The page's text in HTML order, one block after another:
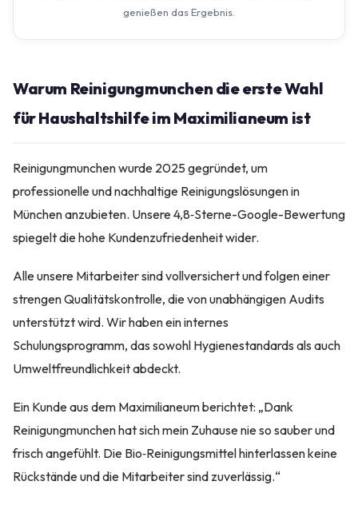
genießen das Ergebnis.
Warum Reinigungmunchen die erste Wahl
für Haushaltshilfe im Maximilianeum ist
Reinigungmunchen wurde 2025 gegründet, um
professionelle und nachhaltige Reinigungslösungen in
München anzubieten. Unsere 4,8‑Sterne-Google-Bewertung
spiegelt die hohe Kundenzufriedenheit wider.
Alle unsere Mitarbeiter sind vollversichert und folgen einer
strengen Qualitätskontrolle, die von unabhängigen Audits
unterstützt wird. Wir haben ein internes
Schulungsprogramm, das sowohl Hygienestandards als auch
Umweltfreundlichkeit abdeckt.
Ein Kunde aus dem Maximilianeum berichtet: „Dank
Reinigungmunchen hat sich mein Zuhause nie so sauber und
frisch angefühlt. Die Bio‑Reinigungsmittel hinterlassen keine
Rückstände und die Mitarbeiter sind zuverlässig.“